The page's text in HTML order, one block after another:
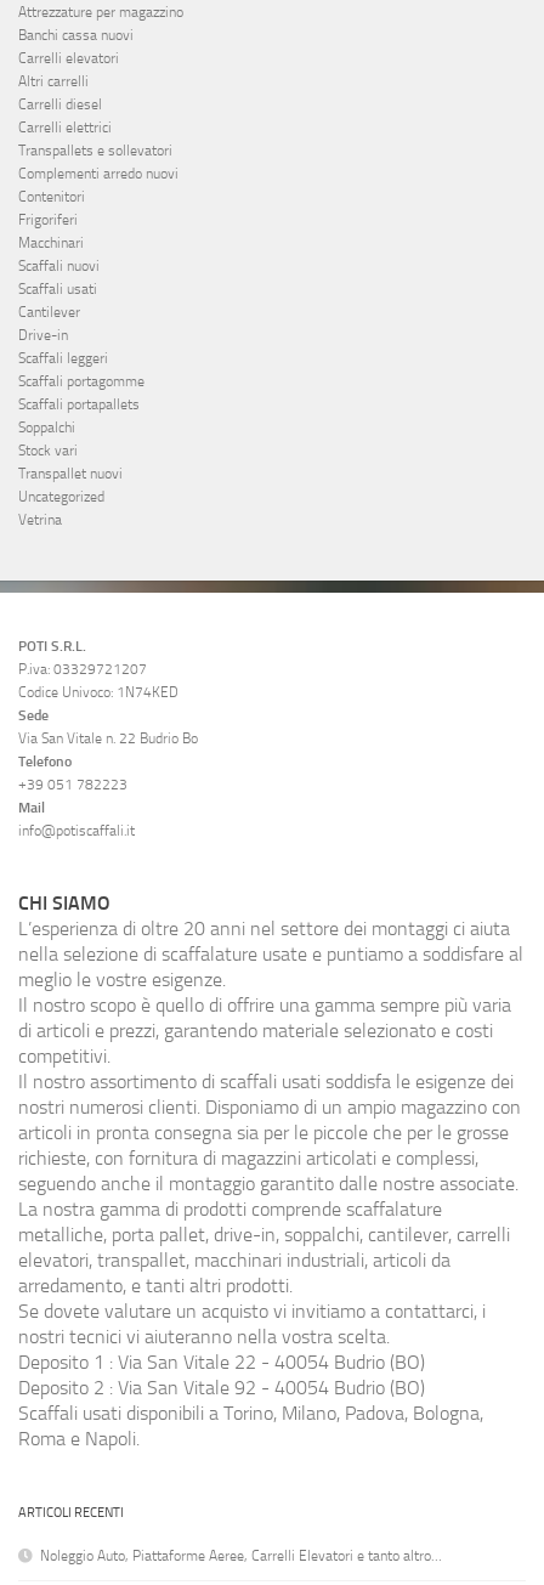
Attrezzature per magazzino
Banchi cassa nuovi
Carrelli elevatori
Altri carrelli
Carrelli diesel
Carrelli elettrici
Transpallets e sollevatori
Complementi arredo nuovi
Contenitori
Frigoriferi
Macchinari
Scaffali nuovi
Scaffali usati
Cantilever
Drive-in
Scaffali leggeri
Scaffali portagomme
Scaffali portapallets
Soppalchi
Stock vari
Transpallet nuovi
Uncategorized
Vetrina
POTI S.R.L.
P.iva: 03329721207
Codice Univoco: 1N74KED
Sede
Via San Vitale n. 22 Budrio Bo
Telefono
+39 051 782223
Mail
info@potiscaffali.it
CHI SIAMO
L’esperienza di oltre 20 anni nel settore dei montaggi ci aiuta
nella selezione di scaffalature usate e puntiamo a soddisfare al
meglio le vostre esigenze.
Il nostro scopo è quello di offrire una gamma sempre più varia
di articoli e prezzi, garantendo materiale selezionato e costi
competitivi.
Il nostro assortimento di scaffali usati soddisfa le esigenze dei
nostri numerosi clienti. Disponiamo di un ampio magazzino con
articoli in pronta consegna sia per le piccole che per le grosse
richieste, con fornitura di magazzini articolati e complessi,
seguendo anche il montaggio garantito dalle nostre associate.
La nostra gamma di prodotti comprende scaffalature
metalliche, porta pallet, drive-in, soppalchi, cantilever, carrelli
elevatori, transpallet, macchinari industriali, articoli da
arredamento, e tanti altri prodotti.
Se dovete valutare un acquisto vi invitiamo a contattarci, i
nostri tecnici vi aiuteranno nella vostra scelta.
Deposito 1 : Via San Vitale 22 - 40054 Budrio (BO)
Deposito 2 : Via San Vitale 92 - 40054 Budrio (BO)
Scaffali usati disponibili a Torino, Milano, Padova, Bologna,
Roma e Napoli.
ARTICOLI RECENTI
Noleggio Auto, Piattaforme Aeree, Carrelli Elevatori e tanto altro…